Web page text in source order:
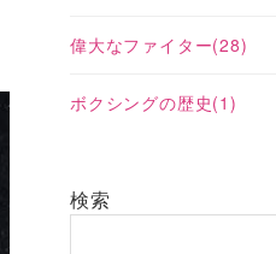
偉大なファイター(28)
ボクシングの歴史(1)
検索